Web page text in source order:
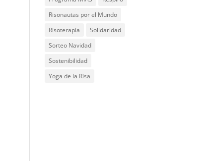
Risonautas por el Mundo
Risoterapia
Solidaridad
Sorteo Navidad
Sostenibilidad
Yoga de la Risa